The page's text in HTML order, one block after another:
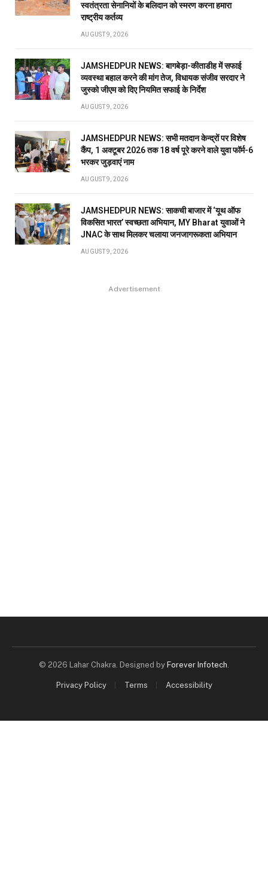
स्वतंत्रता सेनानियों के बलिदान को स्मरण करना हमारा
राष्ट्रीय कर्तव्य
AUGUST 9, 2026
JAMSHEDPUR NEWS: बागबेड़ा-कीताडीह में सफाई
व्यवस्था बहाल करने की मांग तेज, विधायक संजीव सरदार ने
जुस्को जीएम को दिए नियमित सफाई के निर्देश
AUGUST 9, 2026
JAMSHEDPUR NEWS: सभी मतदान केन्द्रों पर विशेष
कैंप, 1 अक्टूबर 2026 तक 18 वर्ष पूरे करने वाले युवा फॉर्म-6
भरकर जुड़वाएं नाम
AUGUST 9, 2026
JAMSHEDPUR NEWS: साकची बाजार में ‘यूथ ऑफ
विकसित भारत’ स्वच्छता अभियान, MY Bharat युवाओं ने
JNAC के साथ मिलकर चलाया जनजागरूकता अभियान
AUGUST 9, 2026
Advertisement
© 2026 Lahar Chakra. Designed by Forever Infotech.
Privacy Policy Terms Accessibility